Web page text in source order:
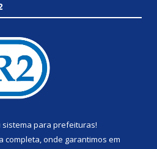
sistema para prefeituras!
completa, onde garantimos em